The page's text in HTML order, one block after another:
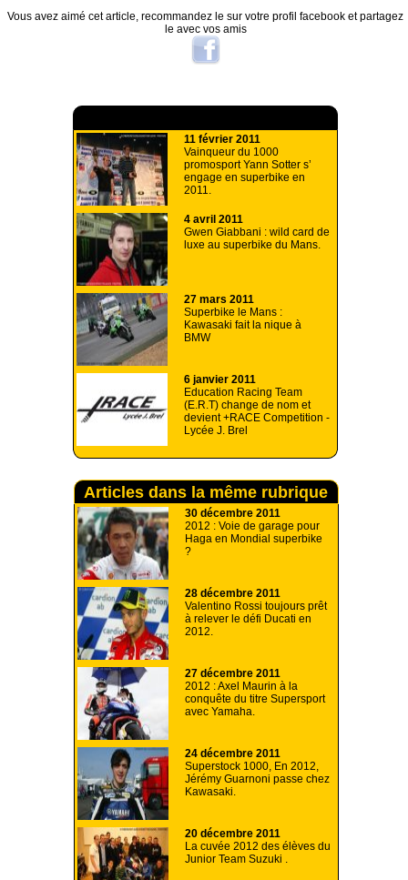
Vous avez aimé cet article, recommandez le sur votre profil facebook et partagez
le avec vos amis
11 février 2011
Vainqueur du 1000
promosport Yann Sotter s’
engage en superbike en
2011.
4 avril 2011
Gwen Giabbani : wild card de
luxe au superbike du Mans.
27 mars 2011
Superbike le Mans :
Kawasaki fait la nique à
BMW
6 janvier 2011
Education Racing Team
(E.R.T) change de nom et
devient +RACE Competition -
Lycée J. Brel
Articles dans la même rubrique
30 décembre 2011
2012 : Voie de garage pour
Haga en Mondial superbike
?
28 décembre 2011
Valentino Rossi toujours prêt
à relever le défi Ducati en
2012.
27 décembre 2011
2012 : Axel Maurin à la
conquête du titre Supersport
avec Yamaha.
24 décembre 2011
Superstock 1000, En 2012,
Jérémy Guarnoni passe chez
Kawasaki.
20 décembre 2011
La cuvée 2012 des élèves du
Junior Team Suzuki .